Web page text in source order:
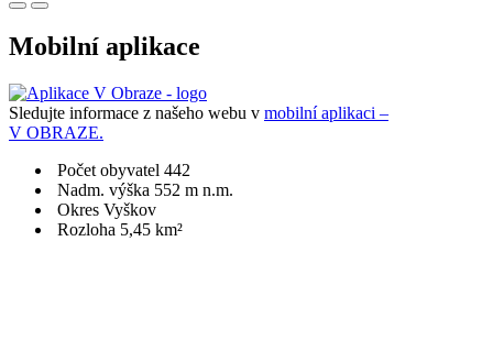
Mobilní aplikace
Sledujte informace z našeho webu v mobilní aplikaci –
V OBRAZE.
Počet obyvatel 442
Nadm. výška 552 m n.m.
Okres Vyškov
Rozloha 5,45 km²